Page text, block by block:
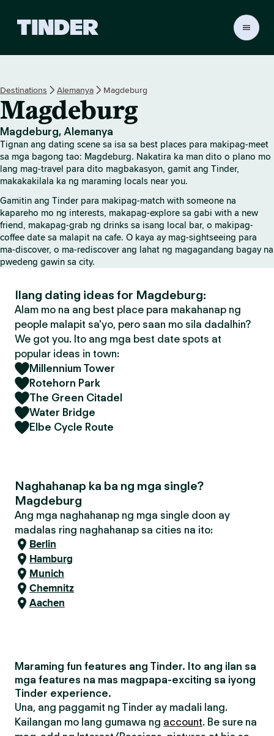
r
o
m
e
Destinations Alemanya Magdeburg
Magdeburg
Magdeburg, Alemanya
Tignan ang dating scene sa isa sa best places para makipag-meet
sa mga bagong tao: Magdeburg. Nakatira ka man dito o plano mo
lang mag-travel para dito magbakasyon, gamit ang Tinder,
makakakilala ka ng maraming locals near you.
Gamitin ang Tinder para makipag-match with someone na
kapareho mo ng interests, makapag-explore sa gabi with a new
friend, makapag-grab ng drinks sa isang local bar, o makipag-
coffee date sa malapit na cafe. O kaya ay mag-sightseeing para
ma-discover, o ma-rediscover ang lahat ng magagandang bagay na
pwedeng gawin sa city.
Ilang dating ideas for Magdeburg:
Alam mo na ang best place para makahanap ng
people malapit sa'yo, pero saan mo sila dadalhin?
We got you. Ito ang mga best date spots at
popular ideas in town:
Millennium Tower
Rotehorn Park
The Green Citadel
Water Bridge
Elbe Cycle Route
Naghahanap ka ba ng mga single?
Magdeburg
Ang mga naghahanap ng mga single doon ay
madalas ring naghahanap sa cities na ito:
Berlin
Hamburg
Munich
Chemnitz
Aachen
Maraming fun features ang Tinder. Ito ang ilan sa
mga features na mas magpapa-exciting sa iyong
Tinder experience.
Una, ang paggamit ng Tinder ay madali lang.
Kailangan mo lang gumawa ng account. Be sure na